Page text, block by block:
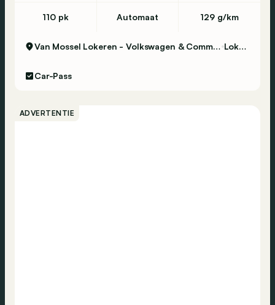
110 pk Automaat 129 g/km
Van Mossel Lokeren - Volkswagen & Commercial Vehicles Lokeren
Car-Pass
ADVERTENTIE